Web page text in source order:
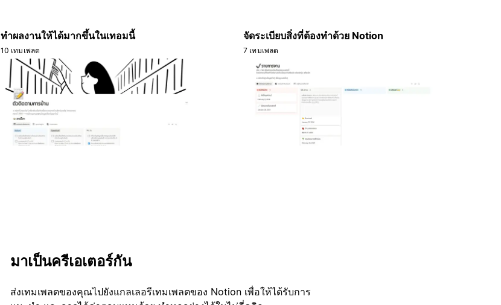
ทำผลงานให้ได้มากขึ้นในเทอมนี้
10 เทมเพลต
จัดระเบียบสิ่งที่ต้องทำด้วย Notion
7 เทมเพลต
มาเป็นครีเอเตอร์กัน
ส่งเทมเพลตของคุณไปยังแกลเลอรีเทมเพลตของ Notion เพื่อให้ได้รับการ